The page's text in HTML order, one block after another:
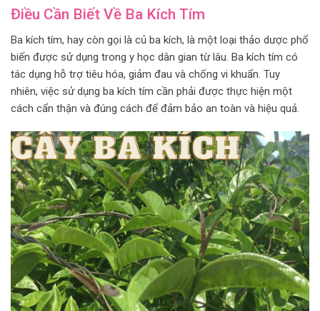
Điều Cần Biết Về Ba Kích Tím
Ba kích tím, hay còn gọi là củ ba kích, là một loại thảo dược phổ
biến được sử dụng trong y học dân gian từ lâu. Ba kích tím có
tác dụng hỗ trợ tiêu hóa, giảm đau và chống vi khuẩn. Tuy
nhiên, việc sử dụng ba kích tím cần phải được thực hiện một
cách cẩn thận và đúng cách để đảm bảo an toàn và hiệu quả.